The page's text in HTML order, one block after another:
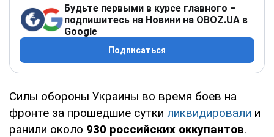
Будьте первыми в курсе главного –
подпишитесь на Новини на OBOZ.UA в
Google
Подписаться
Силы обороны Украины во время боев на
фронте за прошедшие сутки ликвидировали и
ранили около 930 российских оккупантов.